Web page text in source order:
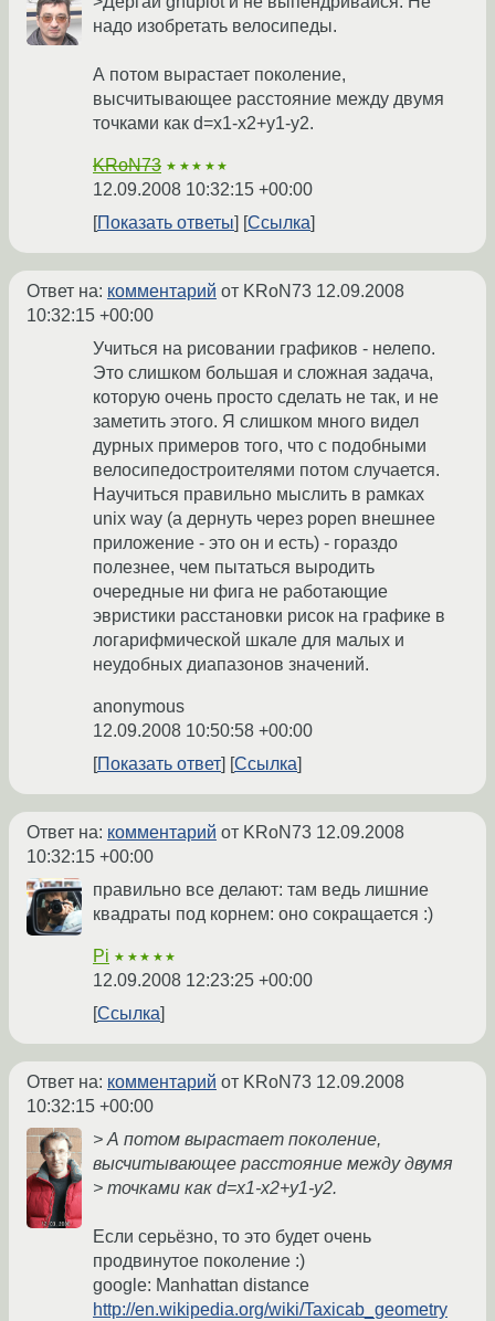
надо изобретать велосипеды.
А потом вырастает поколение,
высчитывающее расстояние между двумя
точками как d=x1-x2+y1-y2.
KRoN73 ★★★★★
12.09.2008 10:32:15 +00:00
Показать ответы
Ссылка
Ответ на: комментарий от KRoN73 12.09.2008
10:32:15 +00:00
Учиться на рисовании графиков - нелепо.
Это слишком большая и сложная задача,
которую очень просто сделать не так, и не
заметить этого. Я слишком много видел
дурных примеров того, что с подобными
велосипедостроителями потом случается.
Научиться правильно мыслить в рамках
unix way (а дернуть через popen внешнее
приложение - это он и есть) - гораздо
полезнее, чем пытаться выродить
очередные ни фига не работающие
эвристики расстановки рисок на графике в
логарифмической шкале для малых и
неудобных диапазонов значений.
anonymous
12.09.2008 10:50:58 +00:00
Показать ответ
Ссылка
Ответ на: комментарий от KRoN73 12.09.2008
10:32:15 +00:00
правильно все делают: там ведь лишние
квадраты под корнем: оно сокращается :)
Pi ★★★★★
12.09.2008 12:23:25 +00:00
Ссылка
Ответ на: комментарий от KRoN73 12.09.2008
10:32:15 +00:00
> А потом вырастает поколение,
высчитывающее расстояние между двумя
> точками как d=x1-x2+y1-y2.
Если серьёзно, то это будет очень
продвинутое поколение :)
google: Manhattan distance
http://en.wikipedia.org/wiki/Taxicab_geometry